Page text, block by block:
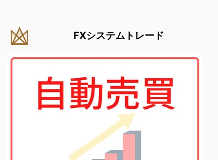
FXシステムトレード